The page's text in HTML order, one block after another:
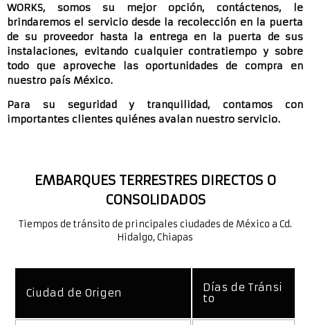
WORKS, somos su mejor opción, contáctenos, le
brindaremos el servicio desde la recolección en la puerta
de su proveedor hasta la entrega en la puerta de sus
instalaciones, evitando cualquier contratiempo y sobre
todo que aproveche las oportunidades de compra en
nuestro país México.
Para su seguridad y tranquilidad, contamos con
importantes clientes quiénes avalan nuestro servicio.
EMBARQUES TERRESTRES DIRECTOS O
CONSOLIDADOS
Tiempos de tránsito de principales ciudades de México a Cd.
Hidalgo, Chiapas
Ciudad de Origen
Días de Tránsi
to